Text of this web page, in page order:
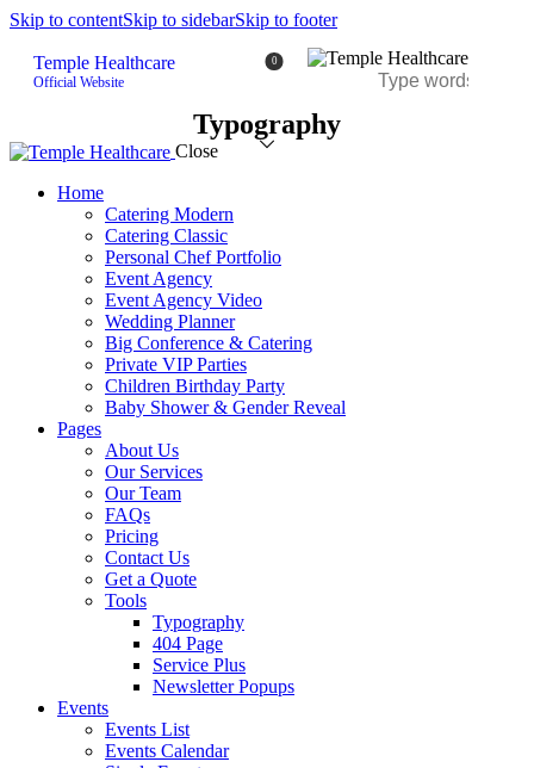
Skip to contentSkip to sidebarSkip to footer
Temple Healthcare
Official Website
0
Typography
Close
Home
Catering Modern
Catering Classic
Personal Chef Portfolio
Event Agency
Event Agency Video
Wedding Planner
Big Conference & Catering
Private VIP Parties
Children Birthday Party
Baby Shower & Gender Reveal
Pages
About Us
Our Services
Our Team
FAQs
Pricing
Contact Us
Get a Quote
Tools
Typography
404 Page
Service Plus
Newsletter Popups
Events
Events List
Events Calendar